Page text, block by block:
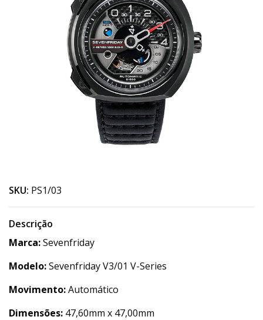
SKU: PS1/03
Descrição
Marca:Sevenfriday
Modelo:Sevenfriday V3/01 V-Series
Movimento:Automático
Dimensões: 47,60mm x 47,00mm